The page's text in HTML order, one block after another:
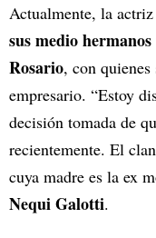
Actualmente, la actriz
sus medio
Rosario, con
empresario. “Estoy
decisión tomada de
recientemente. El
cuya madre es la ex
Nequi Galotti.